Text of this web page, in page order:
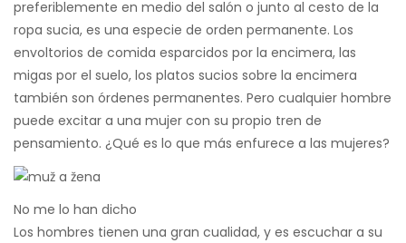
preferiblemente en medio del salón o junto al cesto de la
ropa sucia, es una especie de orden permanente. Los
envoltorios de comida esparcidos por la encimera, las
migas por el suelo, los platos sucios sobre la encimera
también son órdenes permanentes. Pero cualquier hombre
puede excitar a una mujer con su propio tren de
pensamiento. ¿Qué es lo que más enfurece a las mujeres?
No me lo han dicho
Los hombres tienen una gran cualidad, y es escuchar a su